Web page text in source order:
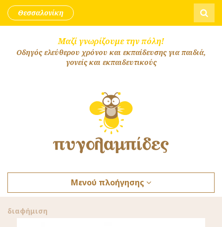
Skip to content
Θεσσαλονίκη
Μαζί γνωρίζουμε την πόλη!
Οδηγός ελεύθερου χρόνου και εκπαίδευσης για παιδιά,
γονείς και εκπαιδευτικούς
Μενού πλοήγησης
διαφήμιση